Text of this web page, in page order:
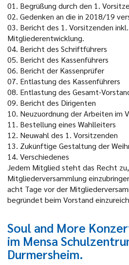
01. Begrüßung durch den 1.
02. Gedenken an die in 2018/19
03. Bericht des 1. Vorsitzenden
Mitgliederentwicklung.
04. Bericht des Schriftführers
05. Bericht des Kassenführers
06. Bericht der Kassenprüfer
07. Entlastung des Kassenführers
08. Entlastung des Gesamt-
09. Bericht des Dirigenten
10. Neuzuordnung der Arbeiten im
11. Bestellung eines Wahlleiters
12. Neuwahl des 1. Vorsitzenden
13. Zukünftige Gestaltung der
14. Verschiedenes
Jedem Mitglied steht das Recht
Mitgliederversammlung
acht Tage vor der
begründet beim Vorstand
Soul and More
im Mensa
Durmersheim.